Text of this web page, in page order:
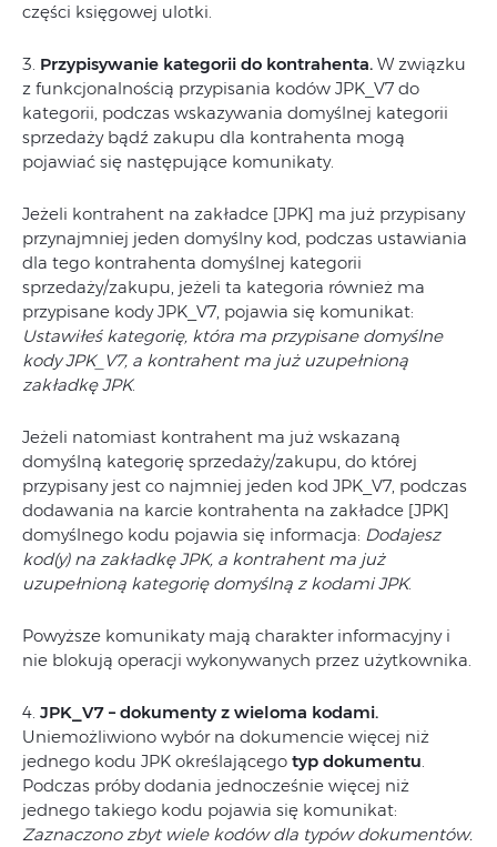
części księgowej ulotki.
3. Przypisywanie kategorii do kontrahenta. W związku
z funkcjonalnością przypisania kodów JPK_V7 do
kategorii, podczas wskazywania domyślnej kategorii
sprzedaży bądź zakupu dla kontrahenta mogą
pojawiać się następujące komunikaty.
Jeżeli kontrahent na zakładce [JPK] ma już przypisany
przynajmniej jeden domyślny kod, podczas ustawiania
dla tego kontrahenta domyślnej kategorii
sprzedaży/zakupu, jeżeli ta kategoria również ma
przypisane kody JPK_V7, pojawia się komunikat:
Ustawiłeś kategorię, która ma przypisane domyślne
kody JPK_V7, a kontrahent ma już uzupełnioną
zakładkę JPK.
Jeżeli natomiast kontrahent ma już wskazaną
domyślną kategorię sprzedaży/zakupu, do której
przypisany jest co najmniej jeden kod JPK_V7, podczas
dodawania na karcie kontrahenta na zakładce [JPK]
domyślnego kodu pojawia się informacja: Dodajesz
kod(y) na zakładkę JPK, a kontrahent ma już
uzupełnioną kategorię domyślną z kodami JPK.
Powyższe komunikaty mają charakter informacyjny i
nie blokują operacji wykonywanych przez użytkownika.
4. JPK_V7 – dokumenty z wieloma kodami.
Uniemożliwiono wybór na dokumencie więcej niż
jednego kodu JPK określającego typ dokumentu.
Podczas próby dodania jednocześnie więcej niż
jednego takiego kodu pojawia się komunikat:
Zaznaczono zbyt wiele kodów dla typów dokumentów.